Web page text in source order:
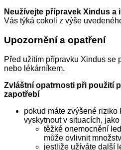
Neužívejte přípravek Xindus a
Vás týká cokoli z výše
Upozornění a opatření
Před užitím přípravku Xindus se
nebo lékárníkem.
Zvláštní opatrnosti při použití
zapotřebí
pokud máte zvýšené riziko
vyskytnout v situacích,
těžké onemocnění
může ovlivnit
jestliže užíváte další